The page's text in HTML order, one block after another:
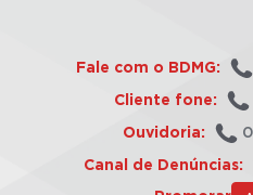
Fale com o BDMG:
Cliente fone:
Ouvidoria:
Canal de Denúncias: